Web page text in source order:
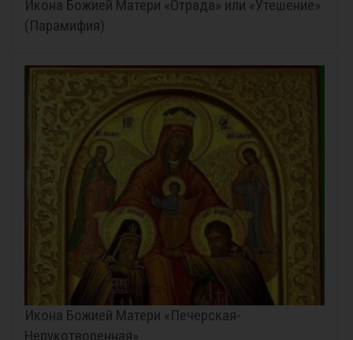
Икона Божией Матери «Отрада» или «Утешение»
(Парамифия)
Икона Божией Матери «Печерская-
Нерукотворенная»